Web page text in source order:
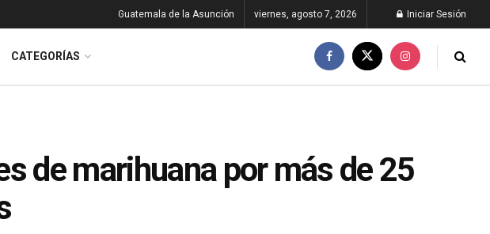
Guatemala de la Asunción viernes, agosto 7, 2026 Iniciar Sesión
CATEGORÍAS
de marihuana por más de 25